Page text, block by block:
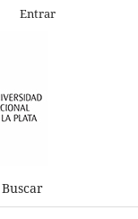
Buscar
Entrar